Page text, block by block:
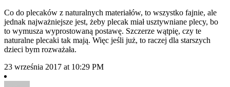
Co do plecaków z naturalnych materiałów, to wszystko fajnie, ale
jednak najważniejsze jest, żeby plecak miał usztywniane plecy, bo
to wymusza wyprostowaną postawę. Szczerze wątpię, czy te
naturalne plecaki tak mają. Więc jeśli już, to raczej dla starszych
dzieci bym rozważała.
23 września 2017 at 10:29 PM